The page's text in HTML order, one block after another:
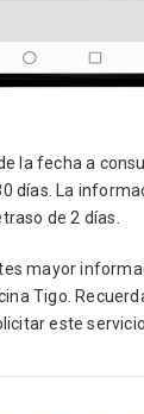
la fecha a
días. La
de 2 días.
mayor
Tigo.
este